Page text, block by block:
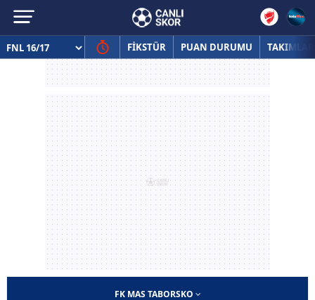
FİKSTÜR PUAN DURUMU TAKIMLAR
FK MAS TABORSKO